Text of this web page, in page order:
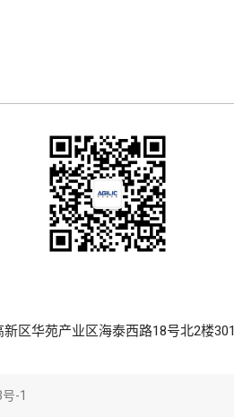
区华苑产业区海泰西路18号北2楼301
-1